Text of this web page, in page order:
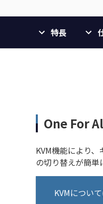
特長
One For
KVM機能により
の切り替えが簡単
KVMについ